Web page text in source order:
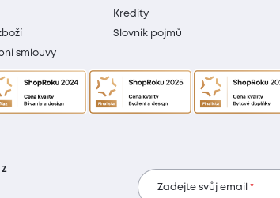
smlouvy
Kredity
Slovník pojmů
Zadejte svůj email